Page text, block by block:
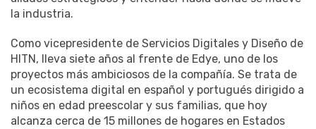
la industria.
Como vicepresidente de Servicios Digitales y Diseño de
HITN, lleva siete años al frente de Edye, uno de los
proyectos más ambiciosos de la compañía. Se trata de
un ecosistema digital en español y portugués dirigido a
niños en edad preescolar y sus familias, que hoy
alcanza cerca de 15 millones de hogares en Estados